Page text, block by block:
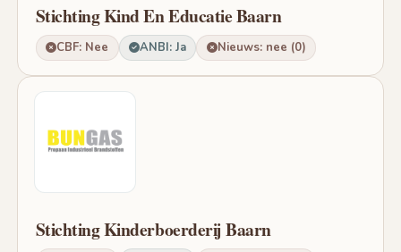
Stichting Kind En Educatie Baarn
CBF: Nee ANBI: Ja Nieuws: nee (0)
Stichting Kinderboerderij Baarn